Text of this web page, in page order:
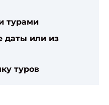
турами
даты или из
туров